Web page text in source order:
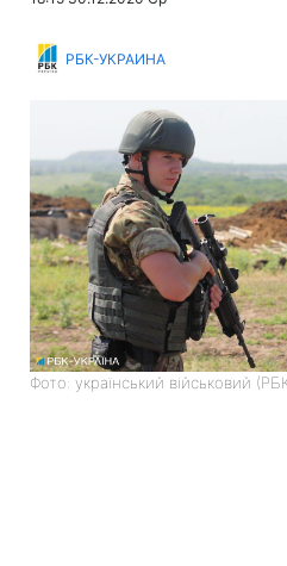
РБК-УКРАИНА
Фото: український військовий